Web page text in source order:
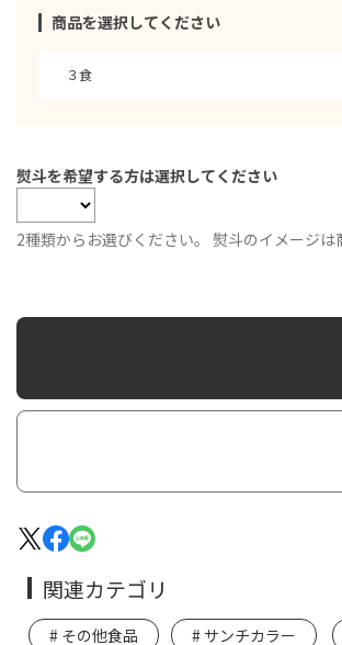
商品を選択してください
３食
熨斗を希望する方は選択してください
2種類からお選びください。 熨斗のイメージは
関連カテゴリ
その他食品 サンチカラー